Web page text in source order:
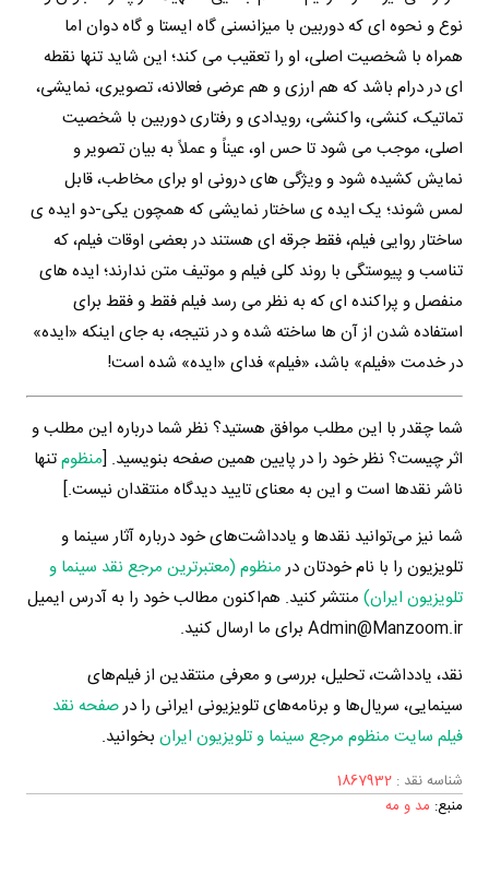
نوع و نحوه ای که دوربین با میزانسنی گاه ایستا و گاه دوان اما
همراه با شخصیت اصلی، او را تعقیب می کند؛ این شاید تنها نقطه
ای در درام باشد که هم ارزی و هم عرضی فعالانه، تصویری، نمایشی،
تماتیک، کنشی، واکنشی، رویدادی و رفتاری دوربین با شخصیت
اصلی، موجب می شود تا حس او، عیناً و عملاً به بیان تصویر و
نمایش کشیده شود و ویژگی های درونی او برای مخاطب، قابل
لمس شوند؛ یک ایده ی ساختار نمایشی که همچون یکی-دو ایده ی
ساختار روایی فیلم، فقط جرقه ای هستند در بعضی اوقات فیلم، که
تناسب و پیوستگی با روند کلی فیلم و موتیف متن ندارند؛ ایده های
منفصل و پراکنده ای که به نظر می رسد فیلم فقط و فقط برای
استفاده شدن از آن ها ساخته شده و در نتیجه، به جای اینکه «ایده»
در خدمت «فیلم» باشد، «فیلم» فدای «ایده» شده است!
شما چقدر با این مطلب موافق هستید؟ نظر شما درباره این مطلب و
اثر چیست؟ نظر خود را در پایین همین صفحه بنویسید. [منظومتنها
ناشر نقدها است و این به معنای تایید دیدگاه منتقدان نیست.]
شما نیز می‌توانید نقدها و یادداشت‌های خود درباره آثار سینما و
تلویزیون را با نام خودتان در منظوم (معتبرترین مرجع نقد سینما و
تلویزیون ایران) منتشر کنید. هم‌اکنون مطالب خود را به آدرس ایمیل
Admin@Manzoom.ir برای ما ارسال کنید.
نقد، یادداشت، تحلیل، بررسی و معرفی منتقدین از فیلم‌های
سینمایی، سریال‌ها و برنامه‌های تلویزیونی ایرانی را درصفحه نقد
فیلم سایت منظوم مرجع سینما و تلویزیون ایران بخوانید.
شناسه نقد : 1867932
منبع: مد و مه